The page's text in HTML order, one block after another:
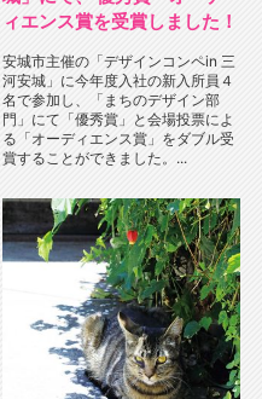
ィエンス賞を受賞しました！
安城市主催の「デザインコンペin 三
河安城」に今年度入社の新入所員４
名で参加し、「まちのデザイン部
門」にて「優秀賞」と会場投票によ
る「オーディエンス賞」をダブル受
賞することができました。...